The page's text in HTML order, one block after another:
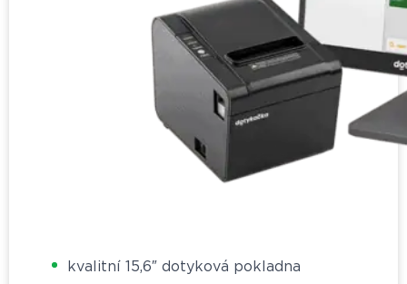
kvalitní 15,6″ dotyková pokladna